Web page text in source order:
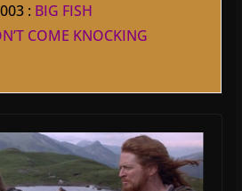
: BIG FISH
COME KNOCKING